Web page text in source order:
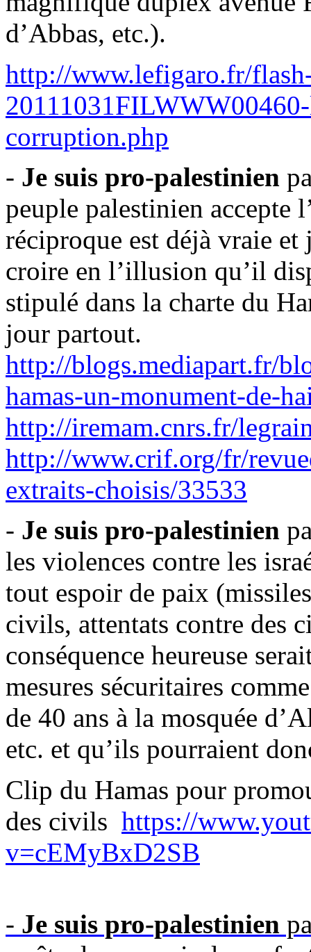
d’Abbas, etc.).
http://www.lefigaro.fr/
corruption.php
- Je suis pro-palestinien
peuple palestinien accepte
réciproque est déjà vraie
croire en l’illusion qu’il
stipulé dans la charte du
jour partout.
http://blogs.mediapart.fr/
hamas-un-monument-de-
http://iremam.cnrs.fr/
http://www.crif.org/fr/
extraits-choisis/33533
- Je suis pro-palestinien
les violences contre les
tout espoir de paix
civils, attentats contre des
conséquence heureuse
mesures sécuritaires
de 40 ans à la mosquée
etc. et qu’ils pourraient
Clip du Hamas pour
des civils https://
v=cEMyBxD2SB
- Je suis pro-palestinien